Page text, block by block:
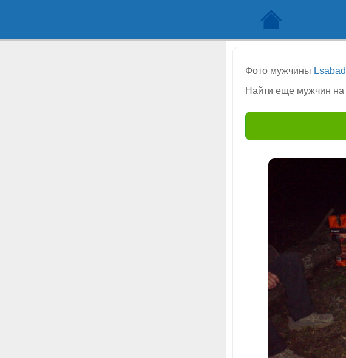
Фото мужчины Lsabad
Найти еще мужчин на